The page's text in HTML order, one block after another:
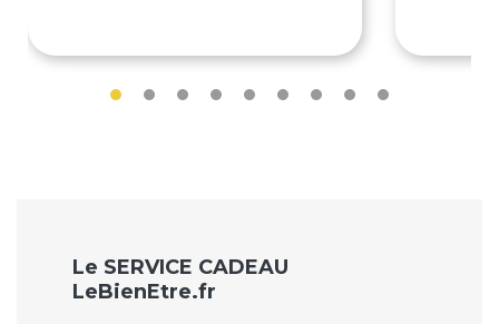
Le SERVICE CADEAU
LeBienEtre.fr